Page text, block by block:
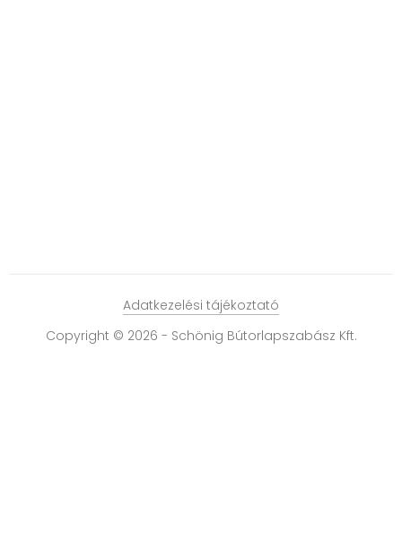
Copyright © 2026 - Schönig Bútorlapszabász Kft.
Adatkezelési tájékoztató